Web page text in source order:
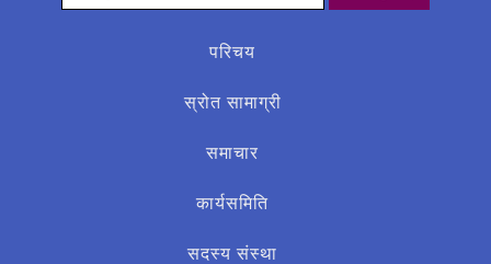
लागी
परिचय
स्रोत सामाग्री
समाचार
कार्यसमिति
सदस्य संस्था